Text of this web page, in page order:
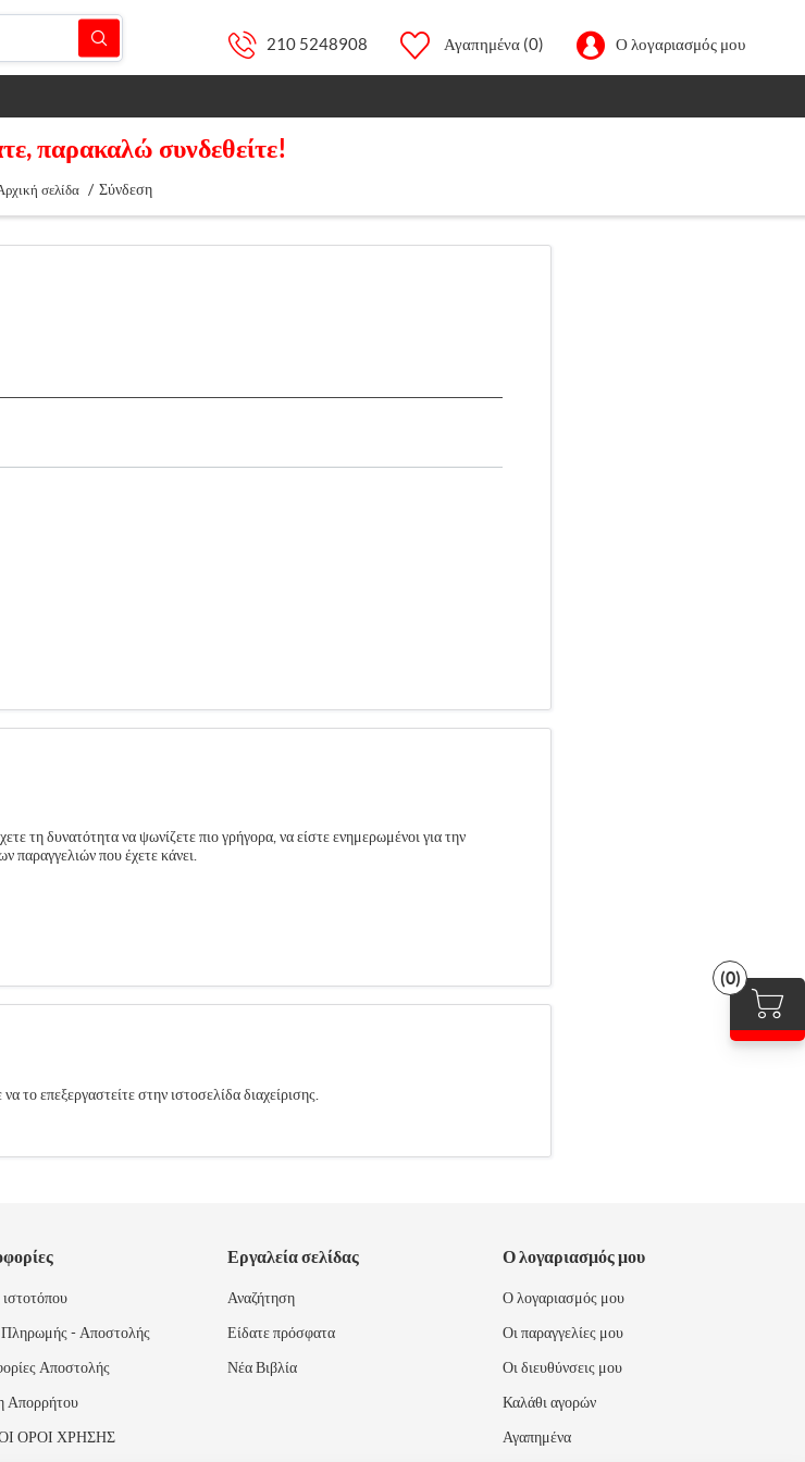
210 5248908 Αγαπημένα (0) Ο λογαριασμός μου
(0)
παρακαλώ συνδεθείτε!
σελίδα / Σύνδεση
τη δυνατότητα να ψωνίζετε πιο γρήγορα, να είστε ενημερωμένοι για την
παραγγελιών που έχετε κάνει.
επεξεργαστείτε στην ιστοσελίδα διαχείρισης.
Πληρωμής - Αποστολής
Αποστολής
Απορρήτου
ΟΡΟΙ ΧΡΗΣΗΣ
Εργαλεία σελίδας
Αναζήτηση
Είδατε πρόσφατα
Νέα Βιβλία
Ο λογαριασμός μου
Ο λογαριασμός μου
Οι παραγγελίες μου
Οι διευθύνσεις μου
Καλάθι αγορών
Αγαπημένα